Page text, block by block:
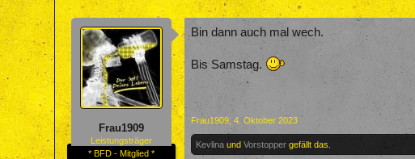
Frau1909
Leistungsträger
* BFD - Mitglied *
Bin dann auch mal wech.
Bis Samstag.
Frau1909 4. Oktober 2023
Kevlina undVorstopper gefällt das.